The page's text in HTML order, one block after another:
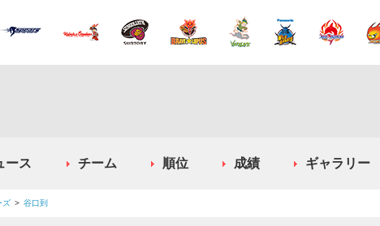
ース チーム 順位 成績 ギャラリー
ズ 谷口到